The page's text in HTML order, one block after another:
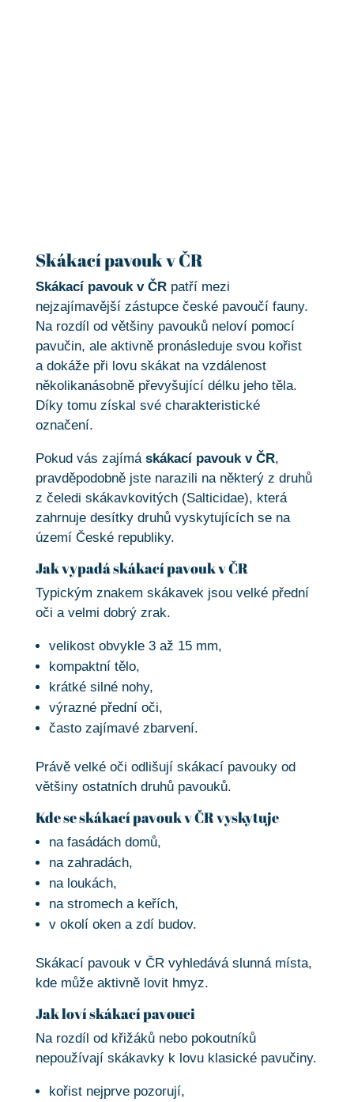
Skákací pavouk v ČR
Skákací pavouk v ČRpatří mezi
nejzajímavější zástupce české pavoučí fauny.
Na rozdíl od většiny pavouků neloví pomocí
pavučin, ale aktivně pronásleduje svou kořist
a dokáže při lovu skákat na vzdálenost
několikanásobně převyšující délku jeho těla.
Díky tomu získal své charakteristické
označení.
Pokud vás zajímá skákací pavouk v ČR,
pravděpodobně jste narazili na některý z druhů
z čeledi skákavkovitých (Salticidae), která
zahrnuje desítky druhů vyskytujících se na
území České republiky.
Jak vypadá skákací pavouk v ČR
Typickým znakem skákavek jsou velké přední
oči a velmi dobrý zrak.
velikost obvykle 3 až 15 mm,
kompaktní tělo,
krátké silné nohy,
výrazné přední oči,
často zajímavé zbarvení.
Právě velké oči odlišují skákací pavouky od
většiny ostatních druhů pavouků.
Kde se skákací pavouk v ČR vyskytuje
na fasádách domů,
na zahradách,
na loukách,
na stromech a keřích,
v okolí oken a zdí budov.
Skákací pavouk v ČR vyhledává slunná místa,
kde může aktivně lovit hmyz.
Jak loví skákací pavouci
Na rozdíl od křižáků nebo pokoutníků
nepoužívají skákavky k lovu klasické pavučiny.
kořist nejprve pozorují,